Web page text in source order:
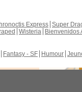
Express Super
Wisteria Bienvenidos
Fantasy - SF Humour